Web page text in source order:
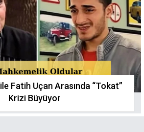
Fatih Uçan Arasında “Tokat”
Krizi Büyüyor